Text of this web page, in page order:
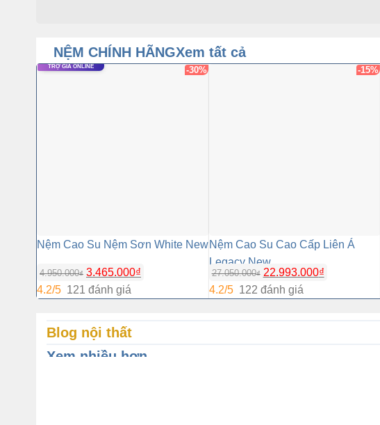
NỆM CHÍNH HÃNGXem tất cả
-30%
TRỢ GIÁ ONLINE
Nệm Cao Su Nệm Sơn White New
4.950.000₫ 3.465.000₫
4.2/5 121 đánh giá
-15%
Nệm Cao Su Cao Cấp Liên Á
Legacy New
27.050.000₫ 22.993.000₫
4.2/5 122 đánh giá
Blog nội thất
Xem nhiều hơn